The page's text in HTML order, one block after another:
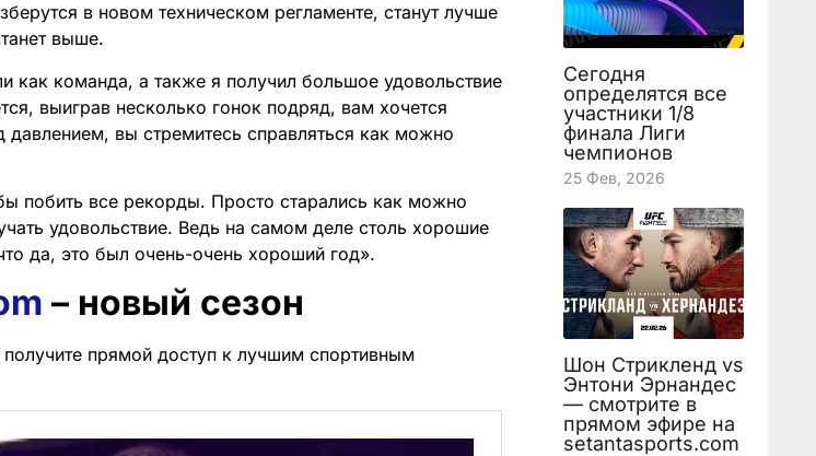
в новом техническом регламенте, станут лучше
выше.
как команда, а также я получил большое удовольствие
выиграв несколько гонок подряд, вам хочется
вы стремитесь справляться как можно
побить все рекорды. Просто старались как можно
удовольствие. Ведь на самом деле столь хорошие
да, это был очень-очень хороший год».
– новый сезон
прямой доступ к лучшим спортивным
Сегодня
определятся все
участники 1/8
финала Лиги
чемпионов
25 Фев, 2026
Шон Стрикленд vs
Энтони Эрнандес
— смотрите в
прямом эфире на
setantasports.com